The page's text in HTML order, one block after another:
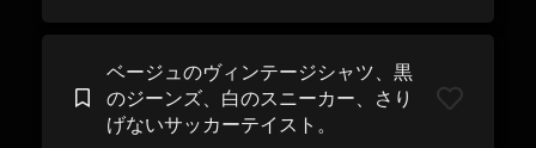
ベージュのヴィンテージシャツ、黒
のジーンズ、白のスニーカー、さり
げないサッカーテイスト。